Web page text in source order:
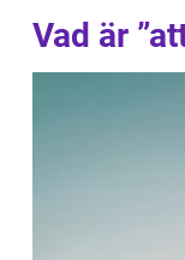
Vad är